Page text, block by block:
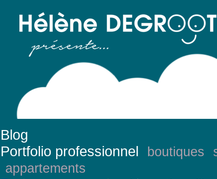
Blog
Portfolio professionnel
boutiques
appartements